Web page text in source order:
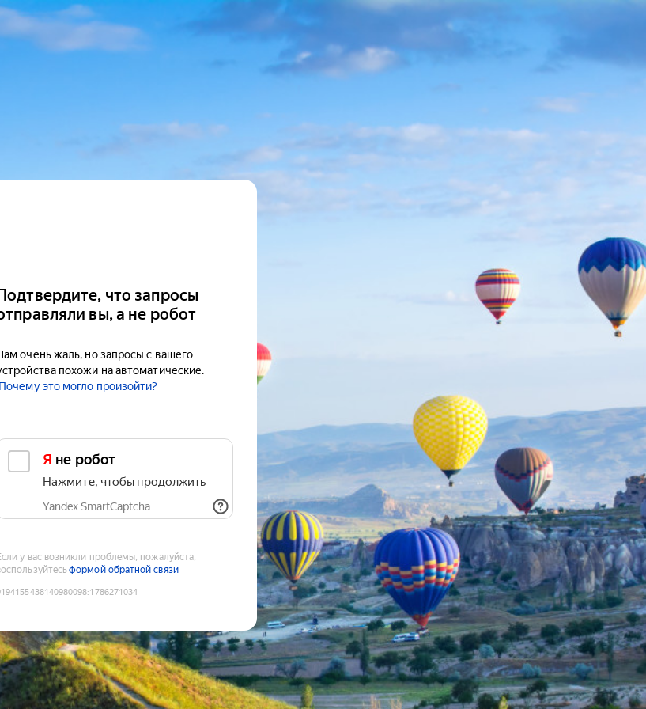
что запросы
вы, а не робот
очень жаль, но запросы с вашего
похожи на автоматические.
Почему это могло произойти?
Я не робот
Нажмите, чтобы продолжить
Yandex SmartCaptcha
у вас возникли проблемы, пожалуйста,
формой обратной связи
:1786271034